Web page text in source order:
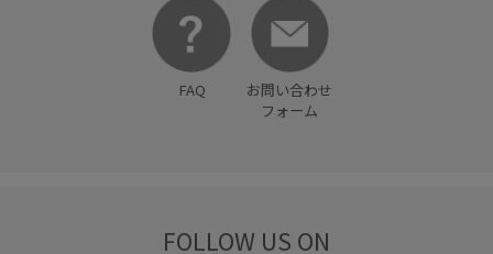
FAQ
お問い合わせ
フォーム
FOLLOW US ON